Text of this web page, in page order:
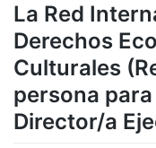
La Red
Derechos
Culturales
persona
Director/a